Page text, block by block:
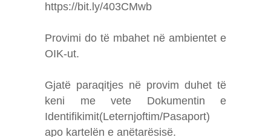
https://bit.ly/403CMwb
Provimi do të mbahet në ambientet e
OIK-ut.
Gjatë paraqitjes në provim duhet të
keni me vete Dokumentin e
Identifikimit(Leternjoftim/Pasaport)
apo kartelën e anëtarësisë.